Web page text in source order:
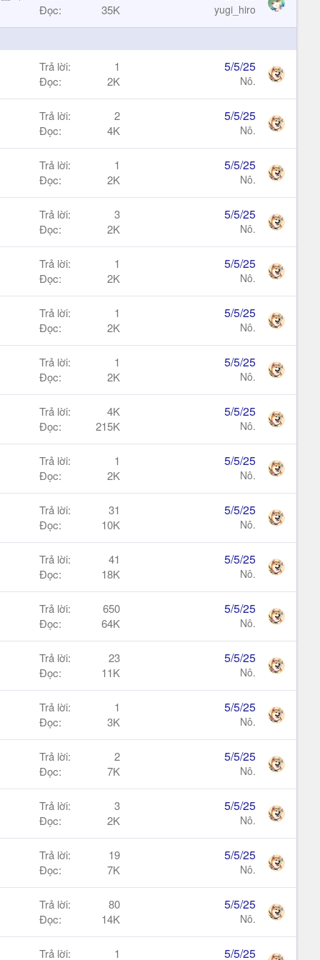
k i
Đọc
35K yugi_hiro
Trả lời
1
Đọc
2K
5/5/25
Nô.
Trả lời
2
Đọc
4K
5/5/25
Nô.
Trả lời
1
Đọc
2K
5/5/25
Nô.
Trả lời
3
Đọc
2K
5/5/25
Nô.
Trả lời
1
Đọc
2K
5/5/25
Nô.
Trả lời
1
Đọc
2K
5/5/25
Nô.
Trả lời
1
Đọc
2K
5/5/25
Nô.
Trả lời
4K
Đọc
215K
5/5/25
Nô.
Trả lời
1
Đọc
2K
5/5/25
Nô.
Trả lời
31
Đọc
10K
5/5/25
Nô.
Trả lời
41
Đọc
18K
5/5/25
Nô.
Trả lời
650
Đọc
64K
5/5/25
Nô.
Trả lời
23
Đọc
11K
5/5/25
Nô.
Trả lời
1
Đọc
3K
5/5/25
Nô.
Trả lời
2
Đọc
7K
5/5/25
Nô.
Trả lời
3
Đọc
2K
5/5/25
Nô.
Trả lời
19
Đọc
7K
5/5/25
Nô.
Trả lời
80
Đọc
14K
5/5/25
Nô.
Trả lời 1 5/5/25